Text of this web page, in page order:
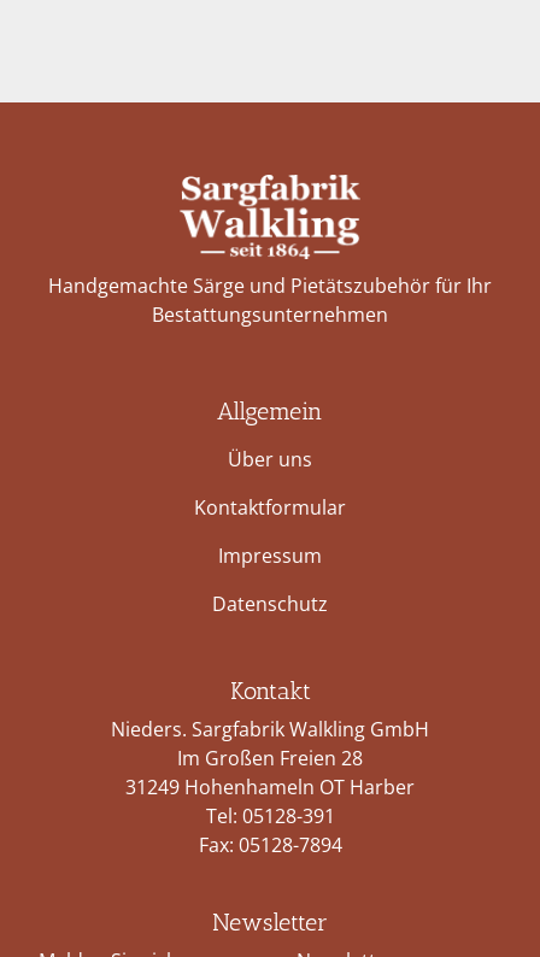
Handgemachte Särge und Pietätszubehör für Ihr
Bestattungs­unternehmen
Allgemein
Über uns
Kontaktformular
Impressum
Datenschutz
Kontakt
Nieders. Sargfabrik Walkling GmbH
Im Großen Freien 28
31249 Hohenhameln OT Harber
Tel: 05128-391
Fax: 05128-7894
Newsletter